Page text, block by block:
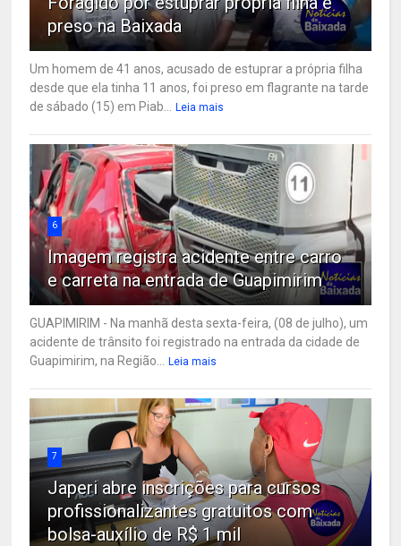
preso na Baixada
Um homem de 41 anos, acusado de estuprar a própria filha
desde que ela tinha 11 anos, foi preso em flagrante na tarde
de sábado (15) em Piab...
Leia mais
6
Imagem registra acidente entre carro
e carreta na entrada de Guapimirim
GUAPIMIRIM - Na manhã desta sexta-feira, (08 de julho), um
acidente de trânsito foi registrado na entrada da cidade de
Guapimirim, na Região...
Leia mais
7
Japeri abre inscrições para cursos
profissionalizantes gratuitos com
bolsa-auxílio de R$ 1 mil